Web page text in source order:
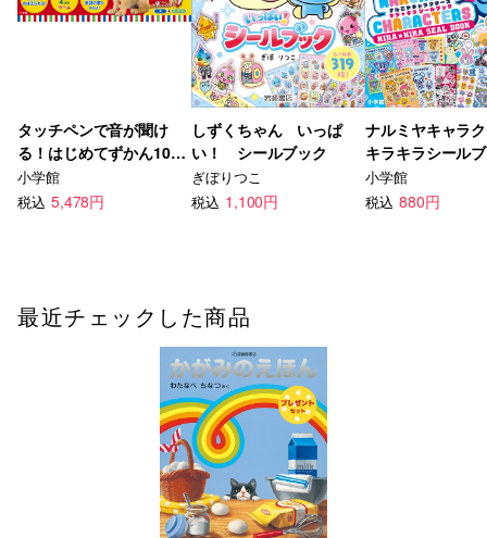
タッチペンで音が聞け
る！はじめてずかん1000
英語つき
小学館
税込 5,478円
しずくちゃん いっぱ
い！ シールブック
ぎぼりつこ
税込 1,100円
ナルミヤキャラ
キラキラシール
小学館
税込 880円
最近チェックした商品